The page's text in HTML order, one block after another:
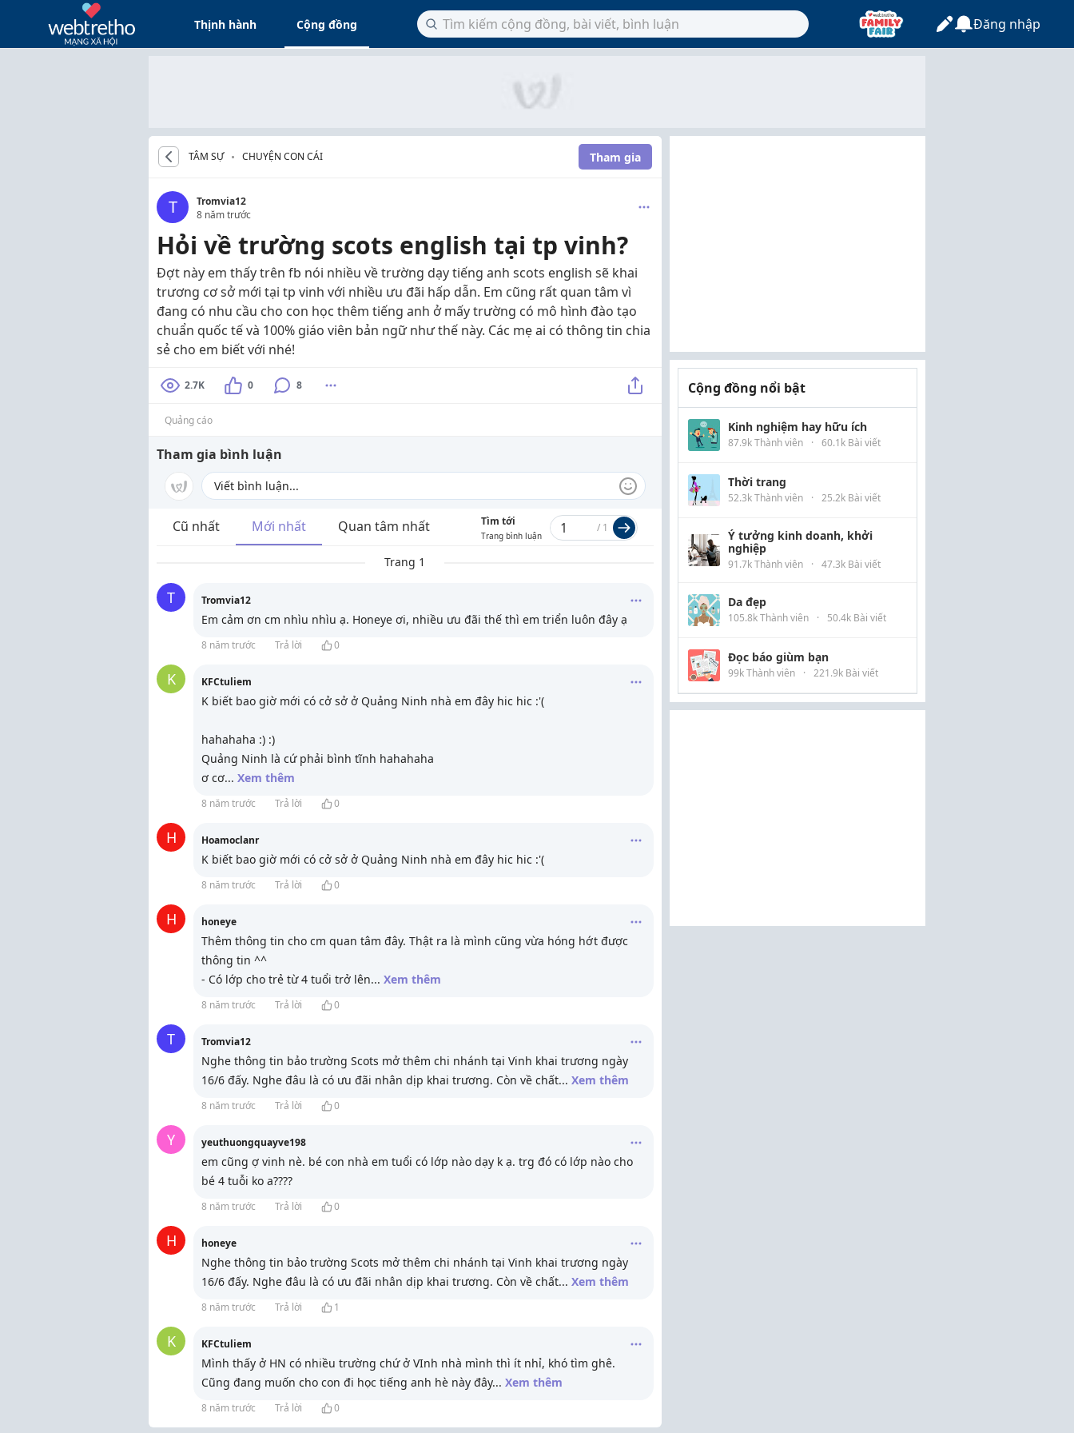
Thịnh hành Cộng đồng Đăng nhập
TÂM SỰ CHUYỆN CON CÁI Tham gia
T
Tromvia12
8 năm trước
Hỏi về trường scots english tại tp vinh?
Đợt này em thấy trên fb nói nhiều về trường dạy tiếng anh scots english sẽ khai
trương cơ sở mới tại tp vinh với nhiều ưu đãi hấp dẫn. Em cũng rất quan tâm vì
đang có nhu cầu cho con học thêm tiếng anh ở mấy trường có mô hình đào tạo
chuẩn quốc tế và 100% giáo viên bản ngữ như thế này. Các mẹ ai có thông tin chia
sẻ cho em biết với nhé!
2.7K 0 8
Quảng cáo
Tham gia bình luận
Cũ nhất Mới nhất Quan tâm nhất Tìm tới
Trang bình luận
/ 1
Trang 1
T Tromvia12
Em cảm ơn cm nhìu nhìu ạ. Honeye ơi, nhiều ưu đãi thế thì em triển luôn đây ạ
8 năm trước Trả lời 0
K KFCtuliem
K biết bao giờ mới có cở sở ở Quảng Ninh nhà em đây hic hic :'(
hahahaha :) :)
Quảng Ninh là cứ phải bình tĩnh hahahaha
ơ cơ... Xem thêm
8 năm trước Trả lời 0
H Hoamoclanr
K biết bao giờ mới có cở sở ở Quảng Ninh nhà em đây hic hic :'(
8 năm trước Trả lời 0
H honeye
Thêm thông tin cho cm quan tâm đây. Thật ra là mình cũng vừa hóng hớt được
thông tin ^^
- Có lớp cho trẻ từ 4 tuổi trở lên... Xem thêm
8 năm trước Trả lời 0
T Tromvia12
Nghe thông tin bảo trường Scots mở thêm chi nhánh tại Vinh khai trương ngày
16/6 đấy. Nghe đâu là có ưu đãi nhân dịp khai trương. Còn về chất... Xem thêm
8 năm trước Trả lời 0
Y yeuthuongquayve198
em cũng ợ vinh nè. bé con nhà em tuổi có lớp nào dạy k ạ. trg đó có lớp nào cho
bé 4 tuỗi ko a????
8 năm trước Trả lời 0
H honeye
Nghe thông tin bảo trường Scots mở thêm chi nhánh tại Vinh khai trương ngày
16/6 đấy. Nghe đâu là có ưu đãi nhân dịp khai trương. Còn về chất... Xem thêm
8 năm trước Trả lời 1
K KFCtuliem
Mình thấy ở HN có nhiều trường chứ ở VInh nhà mình thì ít nhỉ, khó tìm ghê.
Cũng đang muốn cho con đi học tiếng anh hè này đây... Xem thêm
8 năm trước Trả lời 0
Cộng đồng nổi bật
Kinh nghiệm hay hữu ích
87.9k Thành viên · 60.1k Bài viết
Thời trang
52.3k Thành viên · 25.2k Bài viết
Ý tưởng kinh doanh, khởi
nghiệp
91.7k Thành viên · 47.3k Bài viết
Da đẹp
105.8k Thành viên · 50.4k Bài viết
Đọc báo giùm bạn
99k Thành viên · 221.9k Bài viết